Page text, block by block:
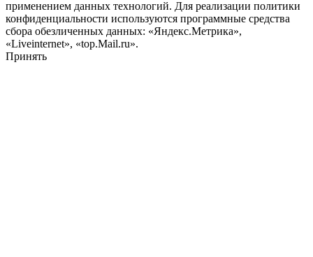
применением данных технологий. Для реализации политики
конфиденциальности используются программные средства
сбора обезличенных данных: «Яндекс.Метрика»,
«Liveinternet», «top.Mail.ru».
Принять